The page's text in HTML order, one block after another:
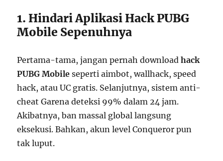
1. Hindari Aplikasi Hack PUBG
Mobile Sepenuhnya
Pertama-tama, jangan pernah downloadhack
PUBG Mobile seperti aimbot, wallhack, speed
hack, atau UC gratis. Selanjutnya, sistem anti-
cheat Garena deteksi 99% dalam 24 jam.
Akibatnya, ban massal global langsung
eksekusi. Bahkan, akun level Conqueror pun
tak luput.